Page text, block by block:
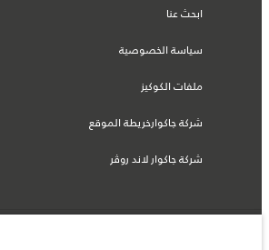
ابحث عنا
سياسة الخصوصية
ملفات الكوكيز
شركة جاكوارخريطة الموقع
شركة جاكوار لاند روڤر